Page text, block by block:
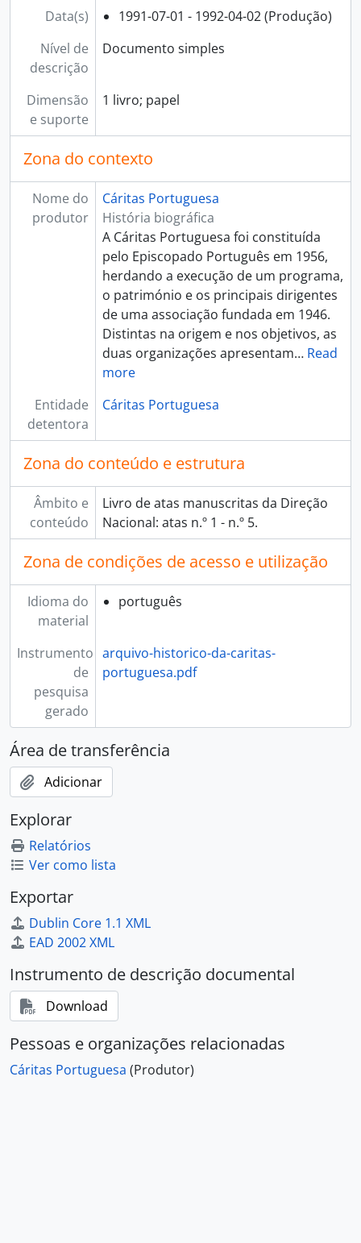
Data(s)
1991-07-01 - 1992-04-02 (Produção)
Nível de
descrição
Documento simples
Dimensão
e suporte
1 livro; papel
Zona do contexto
Nome do
produtor
Cáritas Portuguesa
História biográfica
A Cáritas Portuguesa foi constituída
pelo Episcopado Português em 1956,
herdando a execução de um programa,
o património e os principais dirigentes
de uma associação fundada em 1946.
Distintas na origem e nos objetivos, as
duas organizações apresentam… Read
more
Entidade
detentora
Cáritas Portuguesa
Zona do conteúdo e estrutura
Âmbito e
conteúdo
Livro de atas manuscritas da Direção
Nacional: atas n.º 1 - n.º 5.
Zona de condições de acesso e utilização
Idioma do
material
português
Instrumento
de
pesquisa
gerado
arquivo-historico-da-caritas-
portuguesa.pdf
Área de transferência
Adicionar
Explorar
Relatórios
Ver como lista
Exportar
Dublin Core 1.1 XML
EAD 2002 XML
Instrumento de descrição documental
Download
Pessoas e organizações relacionadas
Cáritas Portuguesa (Produtor)